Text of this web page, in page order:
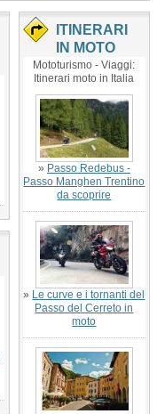
ITINERARI
IN MOTO
Mototurismo - Viaggi:
Itinerari moto in Italia
» Passo Redebus -
Passo Manghen Trentino
da scoprire
» Le curve e i tornanti del
Passo del Cerreto in
moto